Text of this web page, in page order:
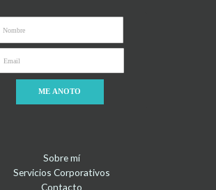
ME ANOTO
Sobre mí
Servicios Corporativos
Contacto